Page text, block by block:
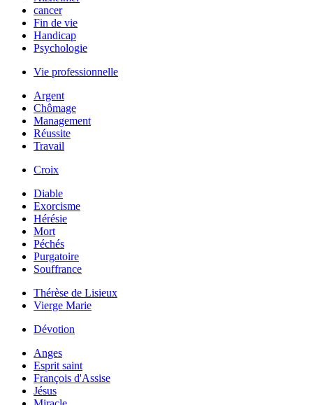
cancer
Fin de vie
Handicap
Psychologie
Vie professionnelle
Argent
Chômage
Management
Réussite
Travail
Croix
Diable
Exorcisme
Hérésie
Mort
Péchés
Purgatoire
Souffrance
Thérèse de Lisieux
Vierge Marie
Dévotion
Anges
Esprit saint
François d'Assise
Jésus